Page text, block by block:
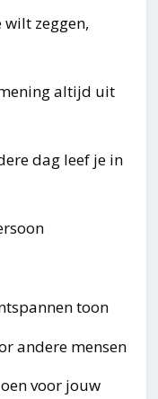
wilt zeggen,
altijd uit
dag leef je in
toon
andere mensen
voor jouw